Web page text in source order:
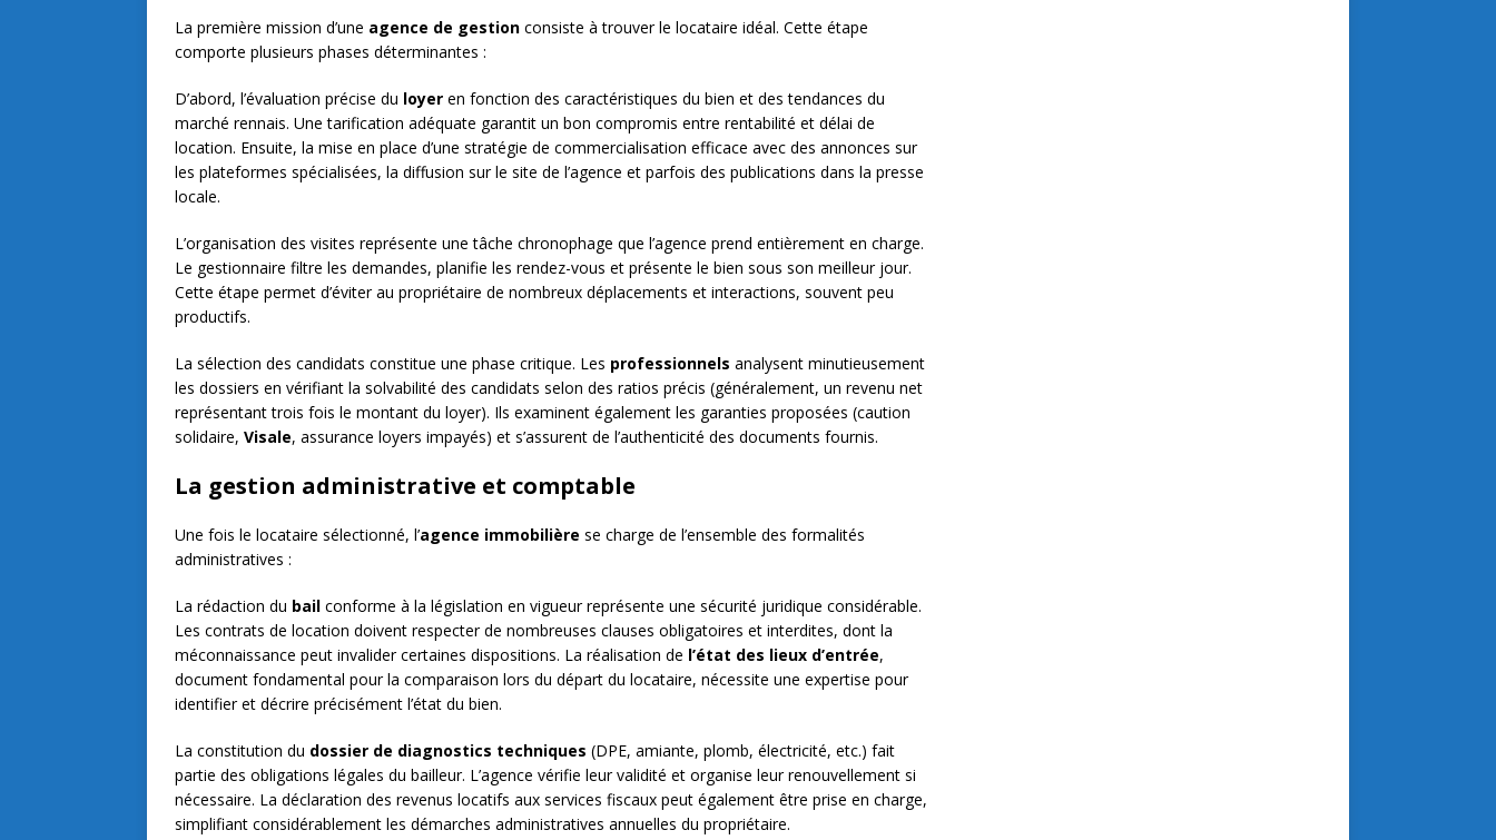
La première mission d’une agence de gestion consiste à trouver le locataire idéal. Cette étape
comporte plusieurs phases déterminantes :
D’abord, l’évaluation précise du loyer en fonction des caractéristiques du bien et des tendances du
marché rennais. Une tarification adéquate garantit un bon compromis entre rentabilité et délai de
location. Ensuite, la mise en place d’une stratégie de commercialisation efficace avec des annonces sur
les plateformes spécialisées, la diffusion sur le site de l’agence et parfois des publications dans la presse
locale.
L’organisation des visites représente une tâche chronophage que l’agence prend entièrement en charge.
Le gestionnaire filtre les demandes, planifie les rendez-vous et présente le bien sous son meilleur jour.
Cette étape permet d’éviter au propriétaire de nombreux déplacements et interactions, souvent peu
productifs.
La sélection des candidats constitue une phase critique. Les professionnels analysent minutieusement
les dossiers en vérifiant la solvabilité des candidats selon des ratios précis (généralement, un revenu net
représentant trois fois le montant du loyer). Ils examinent également les garanties proposées (caution
solidaire, Visale, assurance loyers impayés) et s’assurent de l’authenticité des documents fournis.
La gestion administrative et comptable
Une fois le locataire sélectionné, l’agence immobilière se charge de l’ensemble des formalités
administratives :
La rédaction du bail conforme à la législation en vigueur représente une sécurité juridique considérable.
Les contrats de location doivent respecter de nombreuses clauses obligatoires et interdites, dont la
méconnaissance peut invalider certaines dispositions. La réalisation de l’état des lieux d’entrée,
document fondamental pour la comparaison lors du départ du locataire, nécessite une expertise pour
identifier et décrire précisément l’état du bien.
La constitution du dossier de diagnostics techniques (DPE, amiante, plomb, électricité, etc.) fait
partie des obligations légales du bailleur. L’agence vérifie leur validité et organise leur renouvellement si
nécessaire. La déclaration des revenus locatifs aux services fiscaux peut également être prise en charge,
simplifiant considérablement les démarches administratives annuelles du propriétaire.